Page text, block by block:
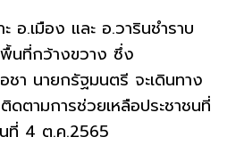
อ.เมือง และ อ.วารินชำราบ
นที่กว้างขวาง ซึ่ง
ชา นายกรัฐมนตรี จะเดินทาง
ตามการช่วยเหลือประชาชนที่
ที่ 4 ต.ค.2565